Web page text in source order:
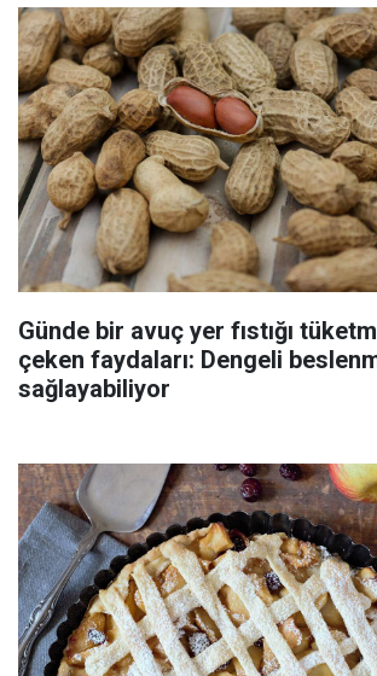
Günde bir avuç yer fıstığı
çeken faydaları: Dengeli
sağlayabiliyor